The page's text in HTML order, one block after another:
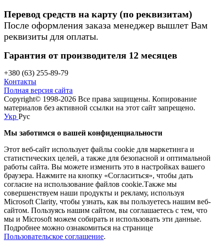
Перевод средств на карту (по реквизитам)
После оформления заказа менеджер вышлет Вам
реквизиты для оплаты.
Гарантия от производителя 12 месяцев
+380 (63) 255-89-79
Контакты
Полная версия сайта
Copyright© 1998-2026 Все права защищены. Копирование
материалов без активной ссылки на этот сайт запрещено.
Укр Рус
Мы заботимся о вашей конфиденциальности
Этот веб-сайт использует файлы cookie для маркетинга и
статистических целей, а также для безопасной и оптимальной
работы сайта. Вы можете изменить это в настройках вашего
браузера. Нажмите на кнопку «Согласиться», чтобы дать
согласие на использование файлов cookie.Также мы
совершенствуем наши продукты и рекламу, используя
Microsoft Clarity, чтобы узнать, как вы пользуетесь нашим веб-
сайтом. Пользуясь нашим сайтом, вы соглашаетесь с тем, что
мы и Microsoft можем собирать и использовать эти данные.
Подробнее можно ознакомиться на странице
Пользовательское соглашение.